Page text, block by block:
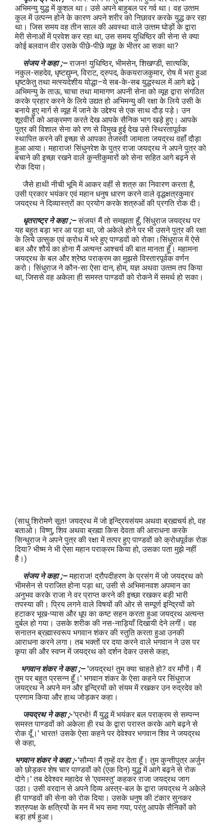
अभिमन्‍यु युद्ध में कुशल था। उसे अपने बाहुबल पर गर्व था। वह उत्‍तम
कुल में उत्‍पन्‍न होने के कारण अपने शरीर को निछावर करके युद्ध कर रहा
था। जिस समय वह तीन साल की अवस्‍था वाले उत्‍तम घोड़ों के द्वारा
मेरी सेनाओं में प्रवेश कर रहा था, उस समय युधिष्ठिर की सेना से क्‍या
कोई बलवान वीर उसके पीछे-पीछे व्‍यूह के भीतर आ सका था?
संजय ने कहा ;–राजन! युधिष्ठिर, भीमसेन, शिखण्‍डी, सात्‍यकि,
नकुल-सहदेव, धृष्टद्युम्न, विराट, द्रुपद, केकयराजकुमार, रोष में भरा हुआ
धृष्‍टकेतु तथा मत्‍स्‍यदेशीय योद्धा–ये सब-के-सब युद्धस्‍थल में आगे बढ़े।
अभिमन्‍यु के ताऊ, चाचा तथा मामागण अपनी सेना को व्‍यूह द्वारा संगठित
करके प्रहार करने के लिये उद्यत हो अभिमन्‍यु की रक्षा के लिये उसी के
बनाये हुए मार्ग से व्‍यूह में जाने के उद्देश्‍य से एक साथ दौड़ पड़े। उन
शूरवीरों को आक्रमण करते देख आपके सैनिक भाग खड़े हुए। आपके
पुत्र की विशाल सेना को रण से विमुख हुई देख उसे स्थिरतापूर्वक
स्‍थापित करने की इच्‍छा से आपका तेजस्‍वी जामाता जयद्रथ वहाँ दौड़ा
हुआ आया। महाराज! सिंधुनरेश के पुत्र राजा जयद्रथ ने अपने पुत्र को
बचाने की इच्‍छा रखने वाले कुन्‍तीकुमारों को सेना सहित आगे बढ़ने से
रोक दिया।
जैसे हाथी नीची भूमि में आकर वहीं से शत्रु का निवारण करता है,
उसी प्रकार भयंकर एवं महान धनुष धारण करने वाले वृद्धक्षत्रकुमार
जयद्रथ ने दिव्यास्त्रों का प्रयोग करके शत्रुओं की प्रगति रोक दी।
धृतराष्‍ट्र ने कहा ;–संजय! मैं तो समझता हूँ, सिंधुराज जयद्रथ पर
यह बहुत बड़ा भार आ पड़ा था, जो अकेले होने पर भी उसने पुत्र की रक्षा
के लिये उत्‍सुक एवं क्रोध में भरे हुए पाण्‍डवों को रोका।सिंधुराज में ऐसे
बल और शौर्य का होना मैं अत्‍यन्‍त आश्चर्य की बात मानता हूँ। महामना
जयद्रथ के बल और श्रेष्‍ठ पराक्रम का मुझसे विस्‍तारपूर्वक वर्णन
करो। सिंधुराज ने कौन-सा ऐसा दान, होम, यज्ञ अथवा उत्‍तम तप किया
था, जिससे वह अकेला ही समस्‍त पाण्‍डवों को रोकने में समर्थ हो सका।
(साधु शिरोमणे सूत! जयद्रथ में जो इन्द्रियसंयम अथवा ब्रह्मचर्य हो, वह
बताओ। विष्‍णु, शिव अथवा ब्रह्मा किस देवता की आराधना करके
सिन्‍धुराज ने अपने पुत्र की रक्षा में तत्‍पर हुए पाण्‍डवों को क्रोधपूर्वक रोक
दिया? भीष्‍म ने भी ऐसा महान पराक्रम किया हो, उसका पता मुझे नहीं
है।)
संजय ने कहा ;–महाराज! द्रौपदीहरण के प्रसंग में जो जयद्रथ को
भीमसेन से पराजित होना पड़ा था, उसी से अभिमानवश अपमान का
अनुभव करके राजा ने वर प्राप्‍त करने की इच्‍छा रखकर बड़ी भारी
तपस्‍या की। प्रिय लगने वाले विषयों की ओर से सम्‍पूर्ण इन्द्रियों को
हटाकर भूख-प्‍यास और धूप का कष्‍ट सहन करता हुआ जयद्रथ अत्‍यन्‍त
दुर्बल हो गया। उसके शरीक की नस-नाड़ियाँ दिखायी देने लगीं। वह
सनातन ब्रह्मास्‍वरूप भगवान शंकर की स्‍तुति करता हुआ उनकी
आराधना करने लगा। तब भक्‍तों पर दया करने वाले भगवान ने उस पर
कृपा की और स्‍वप्‍न में जयद्रथ को दर्शन देकर उससे कहा,
भगवान शंकर ने कहा ;–'जयद्रथ! तुम क्‍या चाहते हो? वर माँगों। मैं
तुम पर बहुत प्रसन्‍न हूँ।' भगवान शंकर के ऐसा कहने पर सिंधुराज
जयद्रथ ने अपने मन और इन्द्रियों को संयम में रखकर उन रुद्रदेव को
प्रणाम किया और हाथ जोड़कर कहा।
जयद्रथ ने कहा ;-'प्रभो! मैं युद्ध में भयंकर बल पराक्रम से सम्‍पन्‍न
समस्‍त पाण्‍डवों को अकेला ही रथ के द्वारा परास्‍त करके आगे बढ़ने से
रोक दूँ।' भारत! उसके ऐसा कहने पर देवेश्‍वर भगवान शिव ने जयद्रथ
से कहा,
भगवान शंकर ने कहा ;-'सौम्‍य! मैं तुम्‍हें वर देता हूँ। तुम कुन्‍तीपुत्र अर्जुन
को छोड़कर शेष चार पाण्‍डवों को (एक दिन) युद्ध में आगे बढ़ने से रोक
दोगे।' तब देवेश्‍वर महादेव से 'एवमस्‍तु' कहकर राजा जयद्रथ जाग
उठा। उसी वरदान से अपने दिव्‍य अस्त्र-बल के द्वारा जयद्रथ ने अकेले
ही पाण्‍डवों की सेना को रोक दिया। उसके धनुष की टंकार सुनकर
शत्रुपक्ष के क्षत्रियों के मन में भय समा गया; परंतु आपके सैनिकों को
बड़ा हर्ष हुआ।